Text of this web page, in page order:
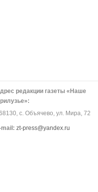
редакции газеты «Наше
с. Объячево, ул. Мира, 72
mail: zt-press@yandex.ru